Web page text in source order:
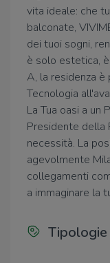
vita ideale: che
balconate,
dei tuoi sogni,
è solo estetica,
A, la residenza
Tecnologia
La Tua oasi a
Presidente della
necessità. La
agevolmente
collegamenti
a immaginare la
Tipologie